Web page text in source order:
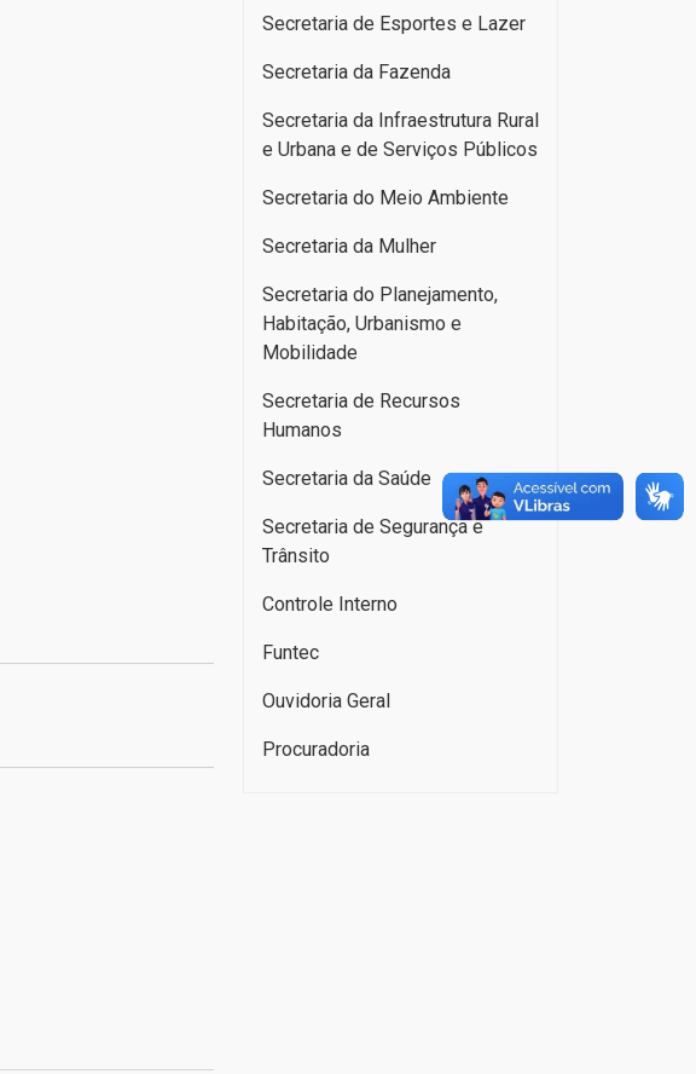
Secretaria de Esportes e Lazer
Secretaria da Fazenda
Secretaria da Infraestrutura Rural
e Urbana e de Serviços Públicos
Secretaria do Meio Ambiente
Secretaria da Mulher
Secretaria do Planejamento,
Habitação, Urbanismo e
Mobilidade
Secretaria de Recursos
Humanos
Secretaria da Saúde
Secretaria de Segurança e
Trânsito
Controle Interno
Funtec
Ouvidoria Geral
Procuradoria